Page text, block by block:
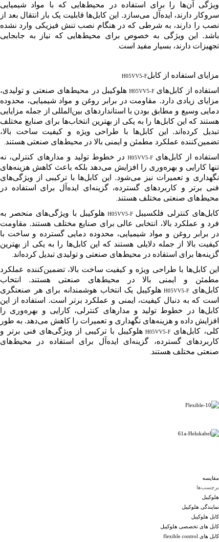
ویژگی آن‌ها را برای استفاده در محیط‌هایی که با مواد شیمیایی
سروکار دارند، ایده‌آل می‌سازد. این کابل‌ها قابلیت یک بار انتقال بعد از
نصب را دارند، به شرطی که در هنگام نصب تنش فیزیکی وارد نشده
باشد. این ویژگی به خصوص برای محیط‌هایی که نیاز به جابجایی
تجهیزات دارند، بسیار مفید است
مزایای استفاده از کابلH05VV5-F
استفاده از کابل‌های H05VV5-F هلوکیبل در محیط‌های صنعتی و تولیدی،
مزایای زیادی دارد. مقاومت در برابر روغن و مواد شیمیایی، محدوده
دمایی وسیع و مطابق بودن با استانداردهای بین‌المللی از جمله مزایایی
هستند که این کابل‌ها را به یکی از بهترین انتخاب‌ها برای صنایع مختلف
تبدیل کرده‌اند. این کابل‌ها با طراحی ویژه و کیفیت ساخت بالا،
تضمین‌کننده عملکرد مطمئن و ایمنی بالا در محیط‌های صنعتی هستند
استفاده از کابل‌های H05VV5-F در خطوط تولید و مدارهای کنترلی، نه
تنها کارایی و بهره‌وری را افزایش می‌دهد بلکه باعث کاهش هزینه‌های
نگهداری و تعمیرات نیز می‌شود. این کابل‌ها با ترکیبی از ویژگی‌های
فنی برتر و کاربردهای گسترده، گزینه‌ای ایده‌آل برای استفاده در
محیط‌های صنعتی مختلف هستند
کابل‌های کنترلی فلکسیبل H05VV5-F هلوکیبل با ویژگی‌های منحصر به
فرد و عملکرد بالا، انتخابی عالی برای صنایع مختلف هستند. مقاومت
در برابر روغن و مواد شیمیایی، محدوده دمایی گسترده و ساخت با
کیفیت بالا از جمله دلایلی هستند که این کابل‌ها را به یکی از بهترین
گزینه‌ها برای استفاده در محیط‌های صنعتی و تولیدی تبدیل کرده‌اند
این کابل‌ها با طراحی ویژه و کیفیت ساخت بالا، تضمین‌کننده عملکرد
مطمئن و ایمنی بالا در محیط‌های صنعتی هستند. انتخاب
کابل‌های H05VV5-Fهلوکیبل یک انتخاب هوشمندانه برای هر صنعتگری
است که به دنبال کیفیت، ایمنی و عملکرد برتر است. استفاده از این
کابل‌ها در خطوط تولید و مدارهای کنترلی، کارایی و بهره‌وری را
افزایش داده و هزینه‌های نگهداری و تعمیرات را کاهش می‌دهد. به طور
کلی، کابل‌های H05VV5-Fهلوکیبل با ترکیبی از ویژگی‌های فنی برتر و
کاربردهای گسترده، گزینه‌ای ایده‌آل برای استفاده در محیط‌های
صنعتی مختلف هستند
مقایسه
برچسب‌ها
هلوکیبل
نمایندگی هلوکیبل
کابل هلوکیبل
کابل های تخصصی هلوکیبل
کابل های flexible control